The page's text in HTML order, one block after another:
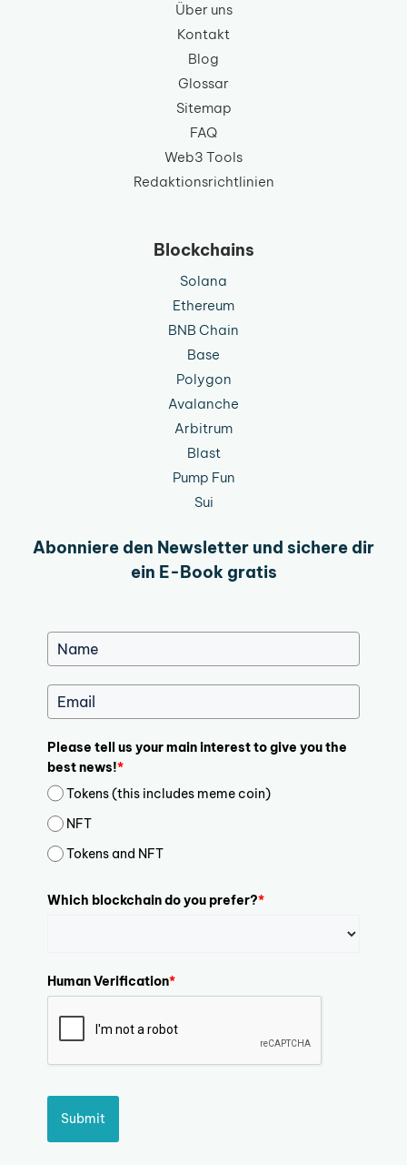
Über uns
Kontakt
Blog
Glossar
Sitemap
FAQ
Web3 Tools
Redaktionsrichtlinien
Blockchains
Solana
Ethereum
BNB Chain
Base
Polygon
Avalanche
Arbitrum
Blast
Pump Fun
Sui
Abonniere den Newsletter und sichere dir
ein E-Book gratis
Please tell us your main interest to give you the
best news!*
Tokens (this includes meme coin)
NFT
Tokens and NFT
Which blockchain do you prefer?*
Human Verification*
Submit